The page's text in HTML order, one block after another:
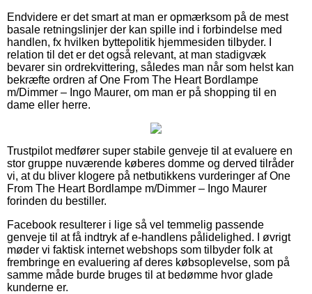
Endvidere er det smart at man er opmærksom på de mest
basale retningslinjer der kan spille ind i forbindelse med
handlen, fx hvilken byttepolitik hjemmesiden tilbyder. I
relation til det er det også relevant, at man stadigvæk
bevarer sin ordrekvittering, således man når som helst kan
bekræfte ordren af One From The Heart Bordlampe
m/Dimmer – Ingo Maurer, om man er på shopping til en
dame eller herre.
Trustpilot medfører super stabile genveje til at evaluere en
stor gruppe nuværende køberes domme og derved tilråder
vi, at du bliver klogere på netbutikkens vurderinger af One
From The Heart Bordlampe m/Dimmer – Ingo Maurer
forinden du bestiller.
Facebook resulterer i lige så vel temmelig passende
genveje til at få indtryk af e-handlens pålidelighed. I øvrigt
møder vi faktisk internet webshops som tilbyder folk at
frembringe en evaluering af deres købsoplevelse, som på
samme måde burde bruges til at bedømme hvor glade
kunderne er.